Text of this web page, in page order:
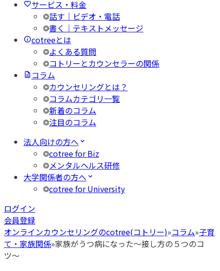
サービス・料金
話す｜ビデオ・電話
書く｜テキストメッセージ
cotreeとは
よくある質問
コトリーとカウンセラーの関係
コラム
カウンセリングとは？
コラムカテゴリ一覧
新着のコラム
注目のコラム
法人向けの方へ
cotree for Biz
メンタルヘルス研修
大学関係者の方へ
cotree for University
ログイン
会員登録
オンラインカウンセリングのcotree(コトリー)»コラム»子育
て・家族関係»家族がうつ病になった〜接し方の５つのコ
ツ〜